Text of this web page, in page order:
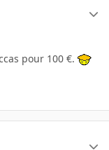
pour 100 €.